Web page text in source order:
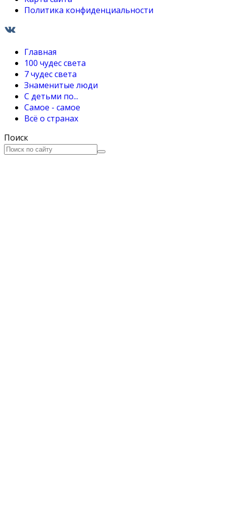
Политика конфиденциальности
Главная
100 чудес света
7 чудес света
Знаменитые люди
С детьми по...
Самое - самое
Всё о странах
Поиск